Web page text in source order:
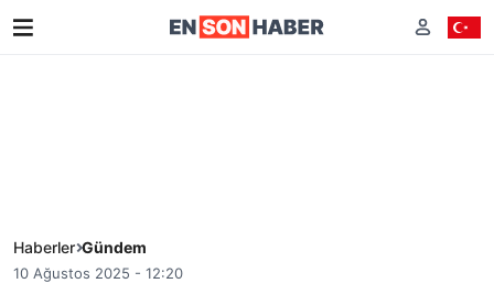
Haberler Gündem
10 Ağustos 2025 - 12:20